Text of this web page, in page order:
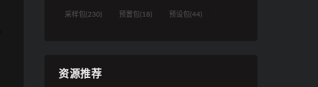
采样包(230) 预置包(18) 预设包(44)
资源推荐